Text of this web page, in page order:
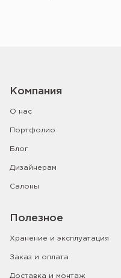
Компания
О нас
Портфолио
Блог
Дизайнерам
Салоны
Полезное
Хранение и эксплуатация
Заказ и оплата
Доставка и монтаж